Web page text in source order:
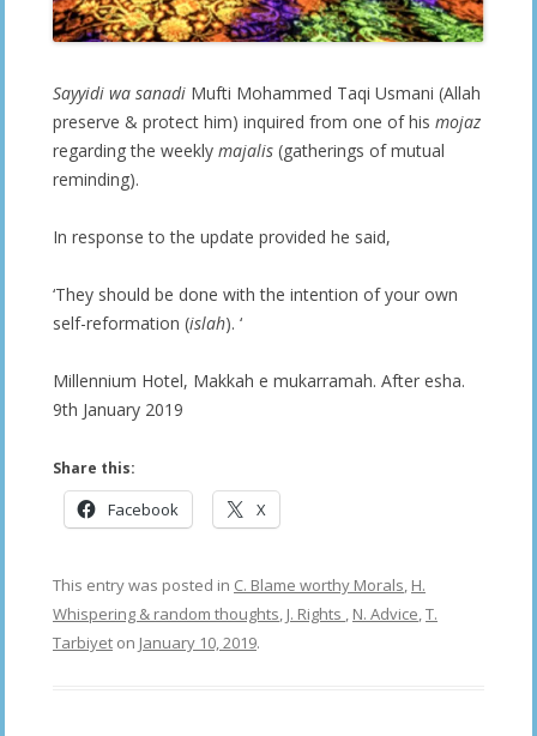
Sayyidi wa sanadi Mufti Mohammed Taqi Usmani (Allah
preserve & protect him) inquired from one of his mojaz
regarding the weekly majalis (gatherings of mutual
reminding).
In response to the update provided he said,
‘They should be done with the intention of your own
self-reformation (islah). ‘
Millennium Hotel, Makkah e mukarramah. After esha.
9th January 2019
Share this:
Facebook X
This entry was posted in C. Blame worthy Morals H.
Whispering & random thoughts J. Rights N. Advice T.
Tarbiyet on January 10, 2019.